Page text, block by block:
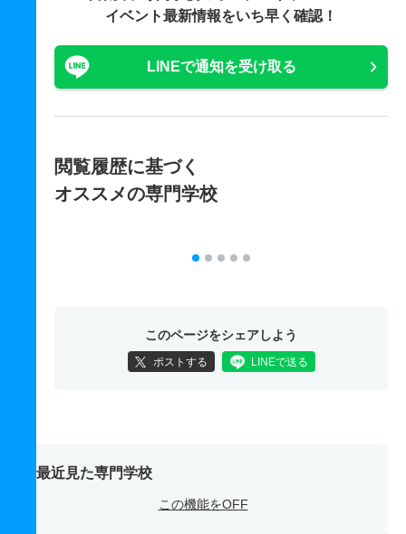
イベント最新情報をいち早く確認！
LINEで通知を受け取る
閲覧履歴に基づく
オススメの専門学校
このページをシェアしよう
ポストする LINEで送る
最近見た専門学校
この機能をOFF